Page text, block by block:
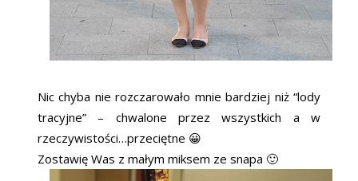
Nic chyba nie rozczarowało mnie bardziej niż “lody
tracyjne” – chwalone przez wszystkich a w
rzeczywistości…przeciętne 😀
Zostawię Was z małym miksem ze snapa 🙂